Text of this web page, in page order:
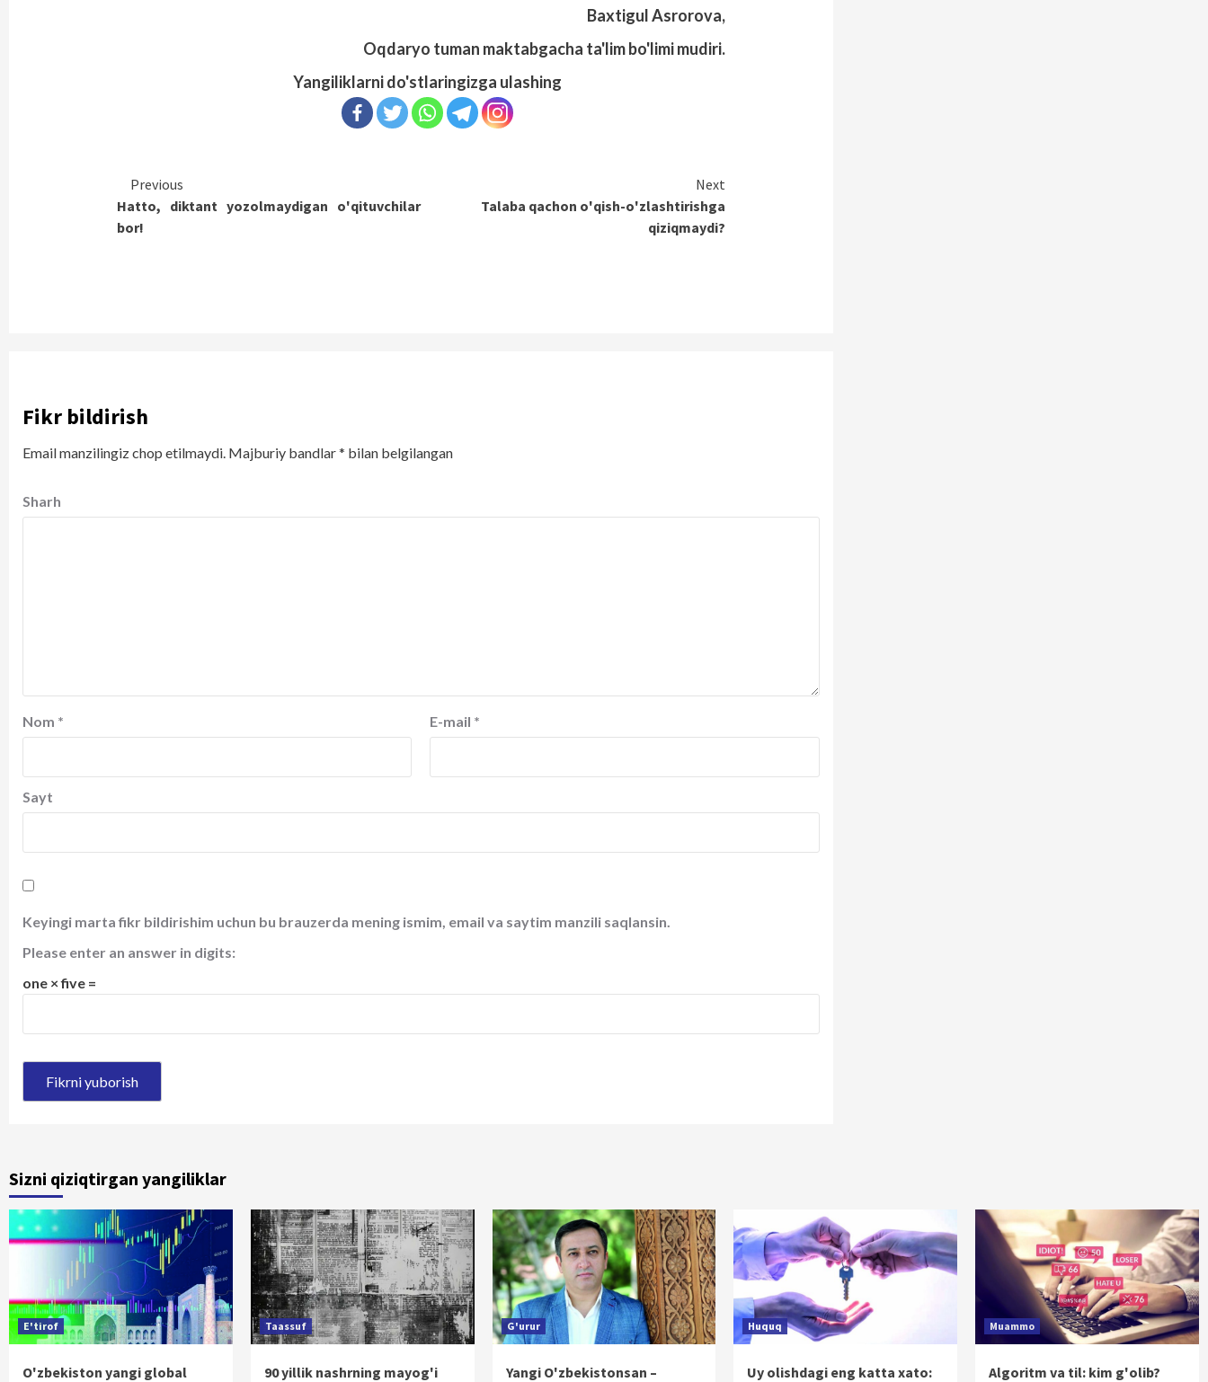
Baxtigul Asrorova,
Oqdaryo tuman maktabgacha ta'lim bo'limi mudiri.
Yangiliklarni do'stlaringizga ulashing
Continue
Reading
Previous
Hatto, diktant yozolmaydigan o'qituvchilar
bor!
Next
Talaba qachon o'qish-o'zlashtirishga
qiziqmaydi?
Fikr bildirish
Email manzilingiz chop etilmaydi. Majburiy bandlar* bilan belgilangan
Sharh
Nom * E-mail *
Sayt
Keyingi marta fikr bildirishim uchun bu brauzerda mening ismim, email va saytim manzili saqlansin.
Please enter an answer in digits:
one × five =
Sizni qiziqtirgan yangiliklar
E'tirof
O'zbekiston yangi global
Taassuf
90 yillik nashrning mayog'i
G'urur
Yangi O'zbekistonsan –
Huquq
Uy olishdagi eng katta xato:
Muammo
Algoritm va til: kim g'olib?